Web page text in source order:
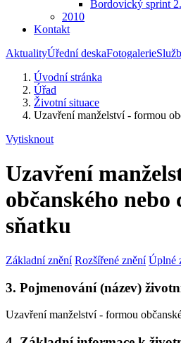
Bordovický sprint
2010
Kontakt
AktualityÚřední deskaFotogalerie
Úvodní stránka
Úřad
Životní situace
Uzavření manželství - formou
Vytisknout
Uzavření
občanského
sňatku
Základní znění Rozšířené znění Úplné
3. Pojmenování (název)
Uzavření manželství - formou